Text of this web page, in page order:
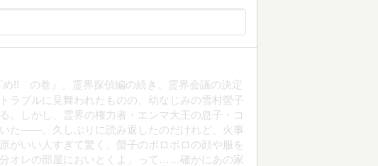
め!! の巻』。霊界探偵編の続き。霊界会議の決定
ラブルに見舞われたものの、幼なじみの雪村螢子
。しかし、霊界の権力者・エンマ大王の息子・コ
た――。久しぶりに読み返したのだけれど、火事
がいい人すぎて驚く。螢子のボロボロの顔や服を
オレの部屋においとくよ」って……確かにあの家